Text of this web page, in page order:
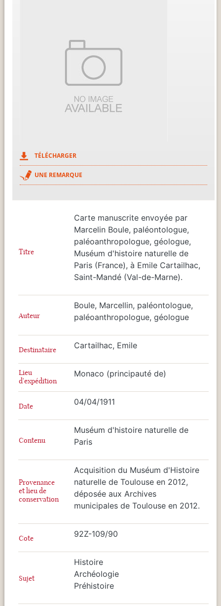
TÉLÉCHARGER
UNE REMARQUE
Titre
Carte manuscrite envoyée par
Marcelin Boule, paléontologue,
paléoanthropologue, géologue,
Muséum d'histoire naturelle de
Paris (France), à Emile Cartailhac,
Saint-Mandé (Val-de-Marne).
Auteur
Boule, Marcellin, paléontologue,
paléoanthropologue, géologue
Destinataire Cartailhac, Emile
Lieu
d'expédition
Monaco (principauté de)
Date 04/04/1911
Contenu
Muséum d'histoire naturelle de
Paris
Provenance
et lieu de
conservation
Acquisition du Muséum d'Histoire
naturelle de Toulouse en 2012,
déposée aux Archives
municipales de Toulouse en 2012.
Cote 92Z-109/90
Sujet
Histoire
Archéologie
Préhistoire